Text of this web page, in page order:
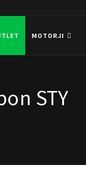
MOTORJI
STY